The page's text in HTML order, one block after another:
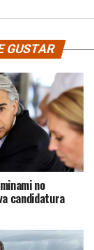
GUSTAR
no
candidatura